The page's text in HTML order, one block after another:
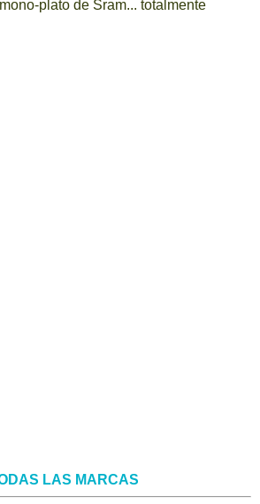
plato de Sram... totalmente
LAS MARCAS